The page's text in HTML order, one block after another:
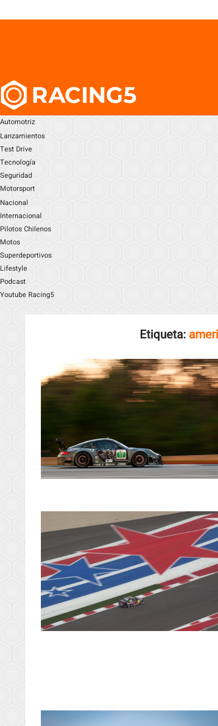
Automotriz
Lanzamientos
Test Drive
Tecnología
Seguridad
Motorsport
Nacional
Internacional
Pilotos Chilenos
Motos
Superdeportivos
Lifestyle
Podcast
Youtube Racing5
Etiqueta: